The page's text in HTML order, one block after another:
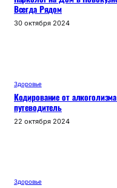
Всегда Рядом
30 октября 2024
Здоровье
Кодирование от
путеводитель
22 октября 2024
Здоровье